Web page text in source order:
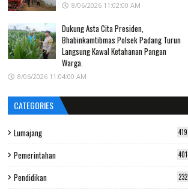
8/06/2026 11:02:00 AM
Dukung Asta Cita Presiden,
Bhabinkamtibmas Polsek Padang Turun
Langsung Kawal Ketahanan Pangan
Warga.
8/06/2026 11:04:00 AM
CATEGORIES
Lumajang 419
Pemerintahan 401
Pendidikan 232